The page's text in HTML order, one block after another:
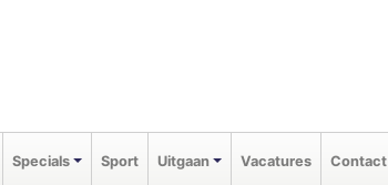
Specials Sport Uitgaan Vacatures Contact